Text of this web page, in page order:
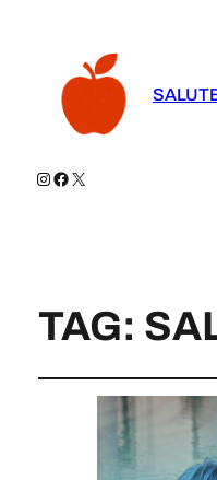
Instagram
Facebook
X
TAG: